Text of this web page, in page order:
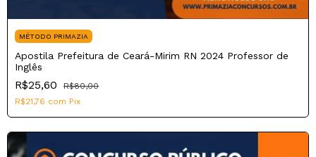
MÉTODO PRIMAZIA
Apostila Prefeitura de Ceará-Mirim RN 2024 Professor de
Inglês
R$25,60
R$80,00
R$21,76 com Pix